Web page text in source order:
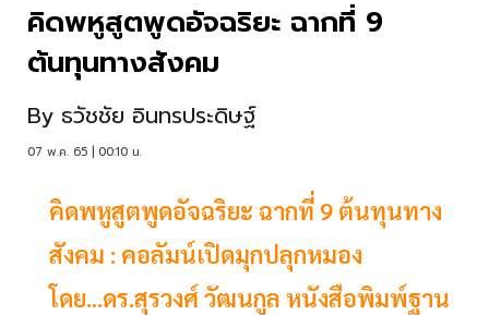
คิดพหูสูตพูดอัจฉริยะ ฉากที่ 9
ต้นทุนทางสังคม
By ธวัชชัย อินทรประดิษฐ์
07 พ.ค. 65 | 00:10 น.
คิดพหูสูตพูดอัจฉริยะ ฉากที่ 9 ต้นทุนทาง
สังคม : คอลัมน์เปิดมุกปลุกหมอง
โดย...ดร.สุรวงศ์ วัฒนกูล หนังสือพิมพ์ฐาน